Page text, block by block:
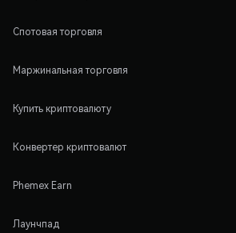
Спотовая торговля
Маржинальная торговля
Купить криптовалюту
Конвертер криптовалют
Phemex Earn
Лаунчпад